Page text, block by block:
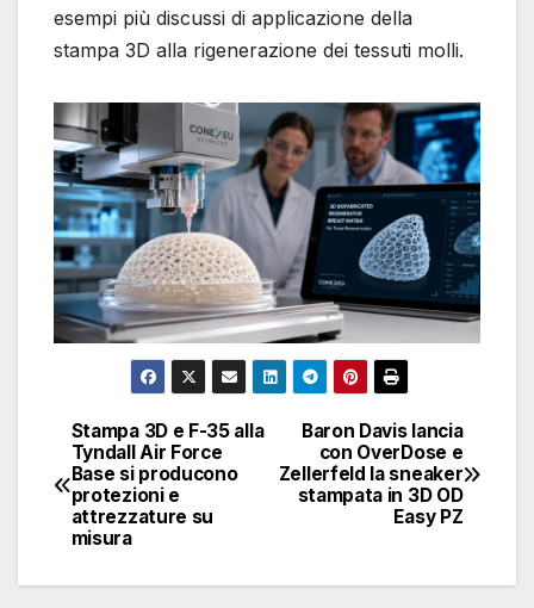
esempi più discussi di applicazione della
stampa 3D alla rigenerazione dei tessuti molli.
Navigazione
articoli
Baron Davis lancia
con OverDose e
Zellerfeld la sneaker
stampata in 3D OD
Easy PZ
Stampa 3D e F-35 alla
Tyndall Air Force
Base si producono
protezioni e
attrezzature su
misura